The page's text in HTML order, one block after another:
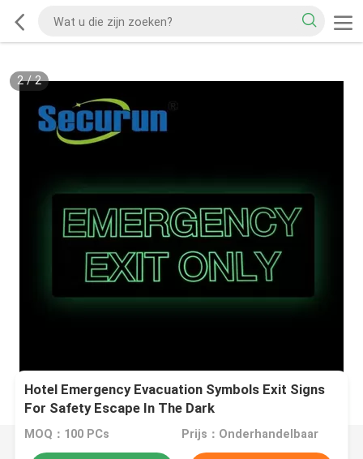
2/2
Hotel Emergency Evacuation Symbols Exit Signs
For Safety Escape In The Dark
MOQ：100 PCs Prijs：Onderhandelbaar